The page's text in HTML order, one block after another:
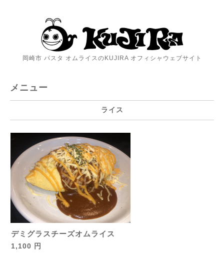
岡崎市 パスタ オムライスのKUJIRA オフィシャウェブサイト
メニュー
ライス
デミグラスチーズオムライス
1,100 円